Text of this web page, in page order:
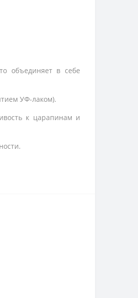
объединяет в себе
УФ-лаком).
к царапинам и